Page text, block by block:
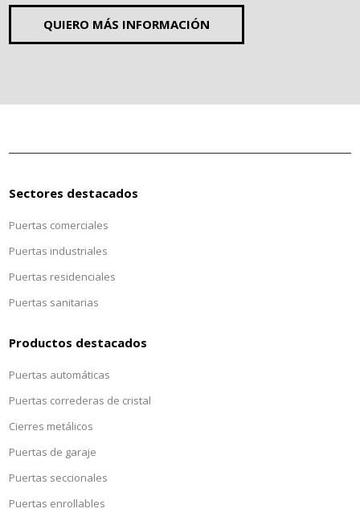
QUIERO MÁS INFORMACIÓN
Sectores destacados
Puertas comerciales
Puertas industriales
Puertas residenciales
Puertas sanitarias
Productos destacados
Puertas automáticas
Puertas correderas de cristal
Cierres metálicos
Puertas de garaje
Puertas seccionales
Puertas enrollables